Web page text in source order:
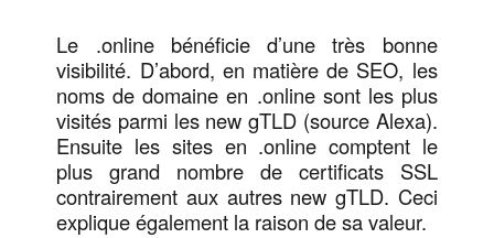
Le .online bénéficie d’une très bonne
visibilité. D’abord, en matière de SEO, les
noms de domaine en .online sont les plus
visités parmi les new gTLD (source Alexa).
Ensuite les sites en .online comptent le
plus grand nombre de certificats SSL
contrairement aux autres new gTLD. Ceci
explique également la raison de sa valeur.